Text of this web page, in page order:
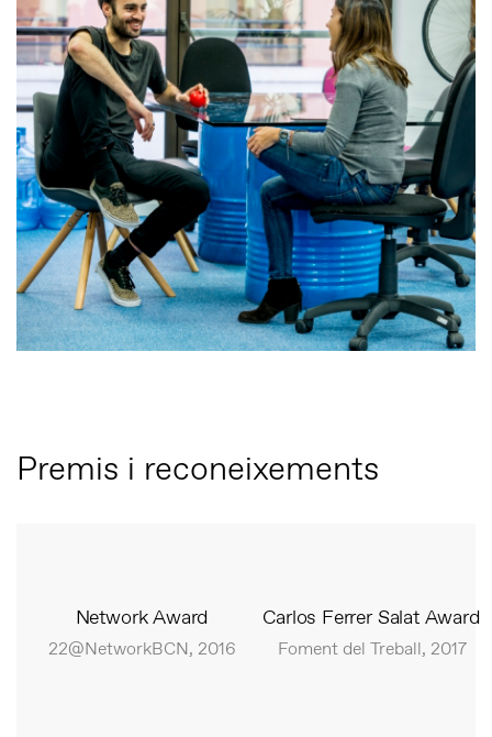
Premis i reconeixements
Network Award
22@NetworkBCN, 2016
Carlos Ferrer Salat Award
Foment del Treball, 2017